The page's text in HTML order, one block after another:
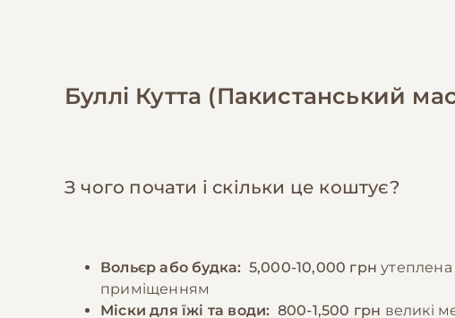
Буллі Кутта (Пакистанський
З чого почати і скільки це коштує?
Вольєр або будка: 5,000-10,000 грн утеплена
приміщенням
Міски для їжі та води: 800-1,500 грн великі